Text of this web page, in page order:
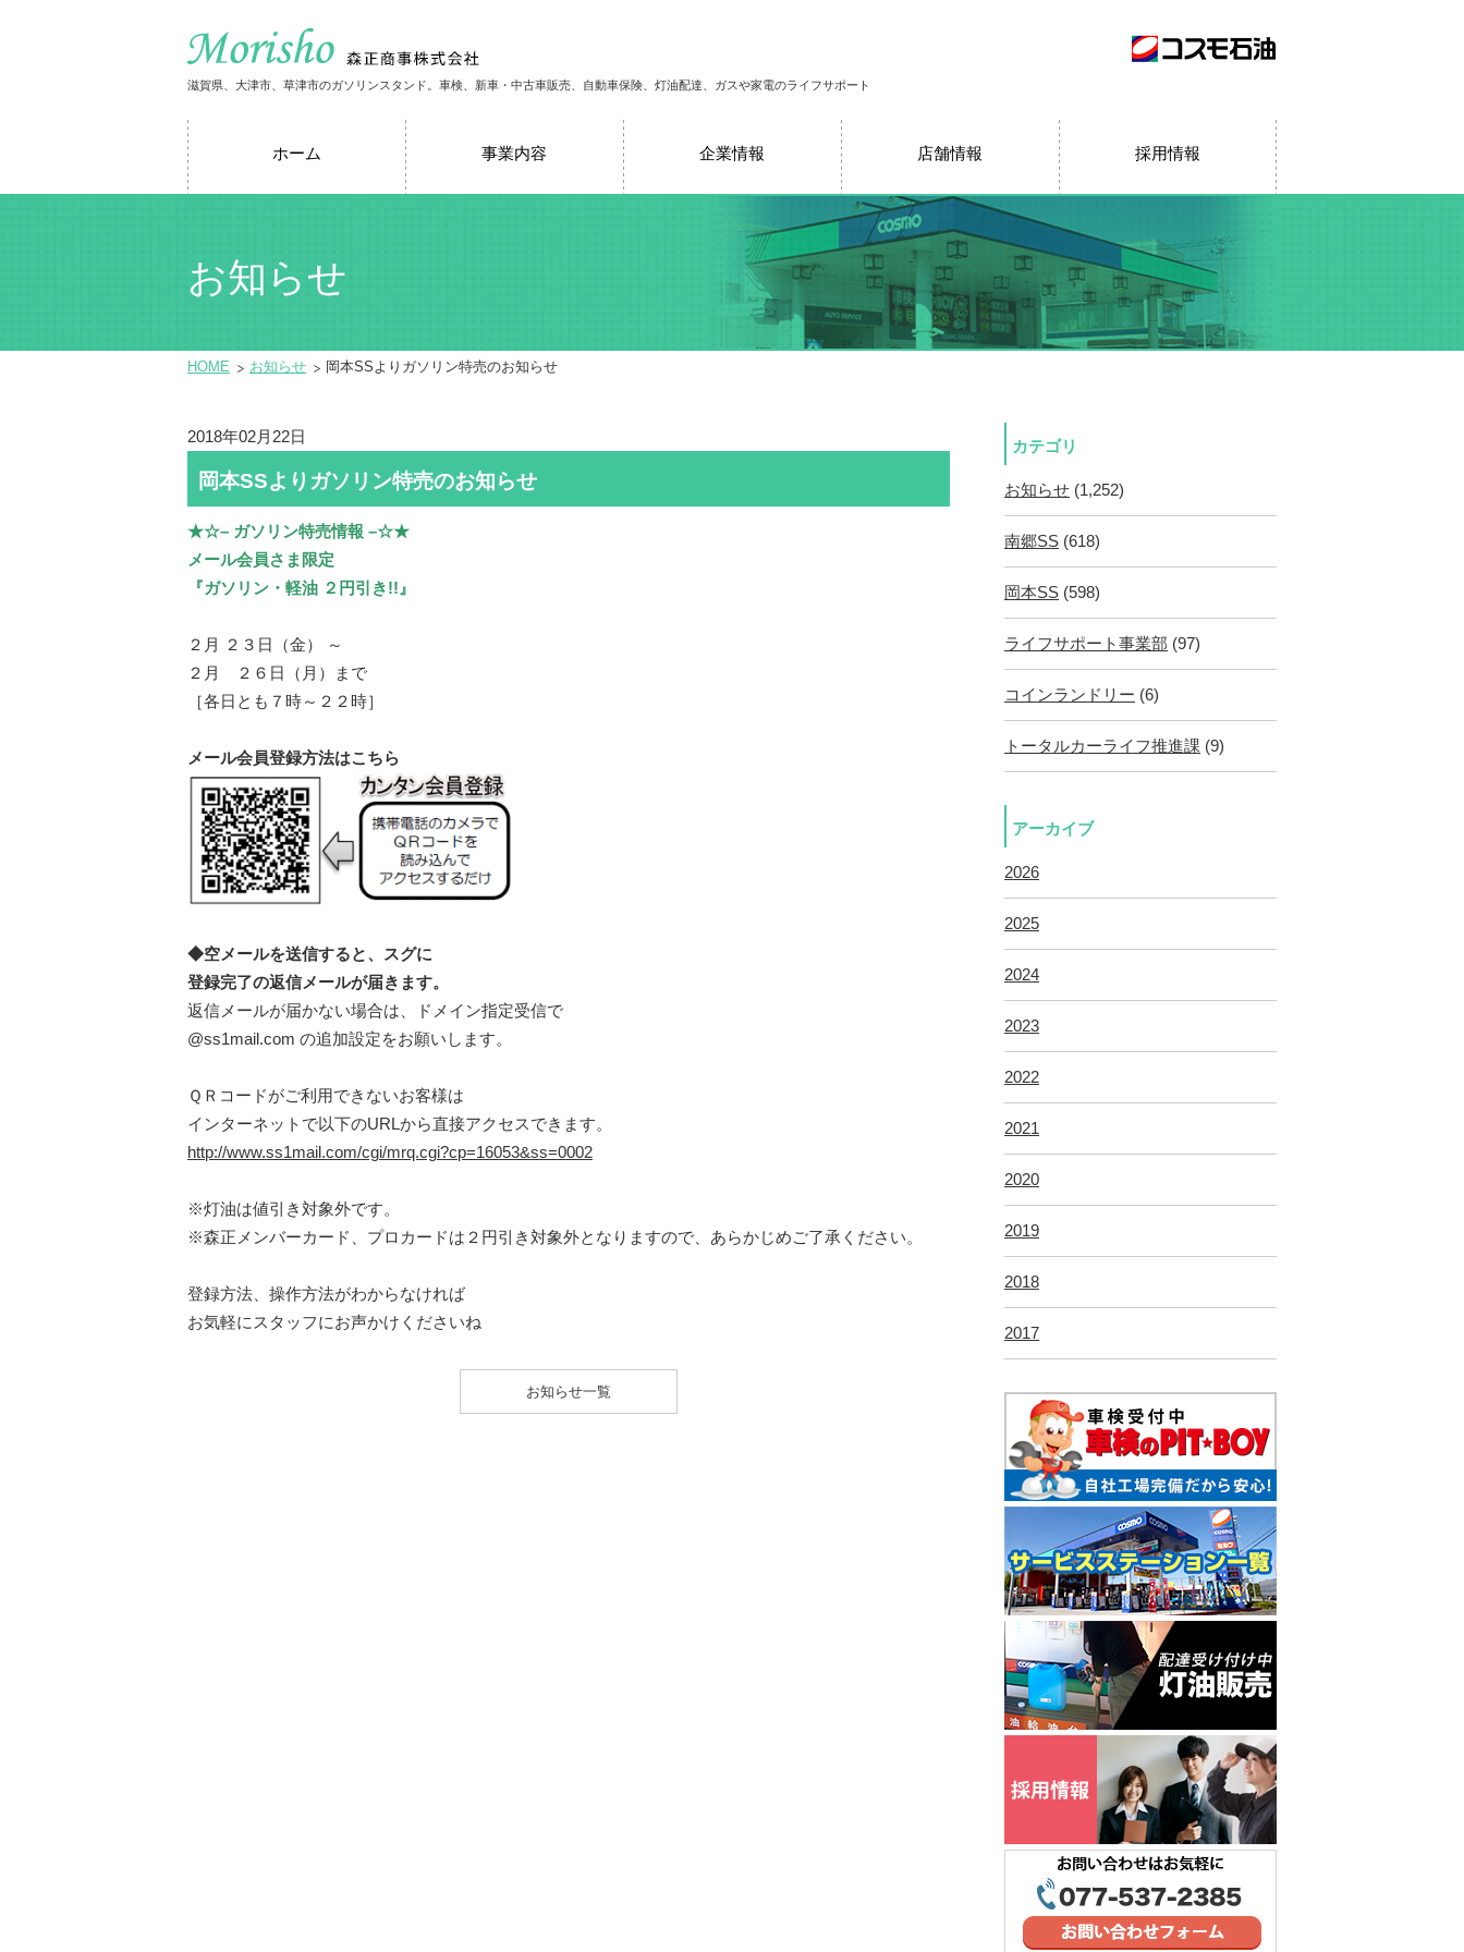
滋賀県、大津市、草津市のガソリンスタンド。車検、新車・中古車販売、自動車保険、灯油配達、ガスや家電のライフサポート
ホーム 事業内容 企業情報 店舗情報 採用情報
お知らせ
HOME お知らせ 岡本SSよりガソリン特売のお知らせ
2018年02月22日
岡本SSよりガソリン特売のお知らせ
★☆– ガソリン特売情報 –☆★
メール会員さま限定
『ガソリン・軽油 ２円引き!!』
２月 ２３日（金） ～
２月 ２６日（月）まで
［各日とも７時～２２時］
メール会員登録方法はこちら
◆空メールを送信すると、スグに
登録完了の返信メールが届きます。
返信メールが届かない場合は、ドメイン指定受信で
@ss1mail.com の追加設定をお願いします。
ＱＲコードがご利用できないお客様は
インターネットで以下のURLから直接アクセスできます。
http://www.ss1mail.com/cgi/mrq.cgi?cp=16053&ss=0002
※灯油は値引き対象外です。
※森正メンバーカード、プロカードは２円引き対象外となりますので、あらかじめご了承ください。
登録方法、操作方法がわからなければ
お気軽にスタッフにお声かけくださいね
お知らせ一覧
カテゴリ
お知らせ (1,252)
南郷SS (618)
岡本SS (598)
ライフサポート事業部 (97)
コインランドリー (6)
トータルカーライフ推進課 (9)
アーカイブ
2026
2025
2024
2023
2022
2021
2020
2019
2018
2017